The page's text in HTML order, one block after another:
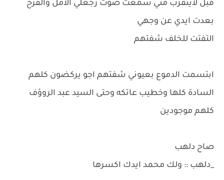
قبل لايتقرب مني سمعت صوت رجعلي الأمل والفرح
بعدت ايدي عن وجهي
التفتت للخلف شفتهم
ابتسمت الدموع بعيوني شفتهم اجو يركضون كلهم
السادة كلها وخطيب عاتكه وحتى السيد عبد الروؤف
كلهم موجودين
صاح دلهب
_دلهب :: ولك محمد ايدك اكسرها